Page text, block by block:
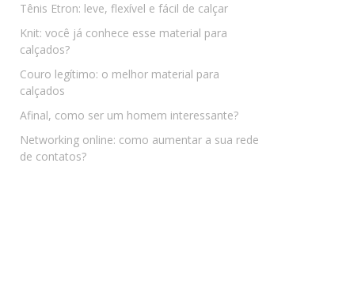
Tênis Etron: leve, flexível e fácil de calçar
Knit: você já conhece esse material para
calçados?
Couro legítimo: o melhor material para
calçados
Afinal, como ser um homem interessante?
Networking online: como aumentar a sua rede
de contatos?